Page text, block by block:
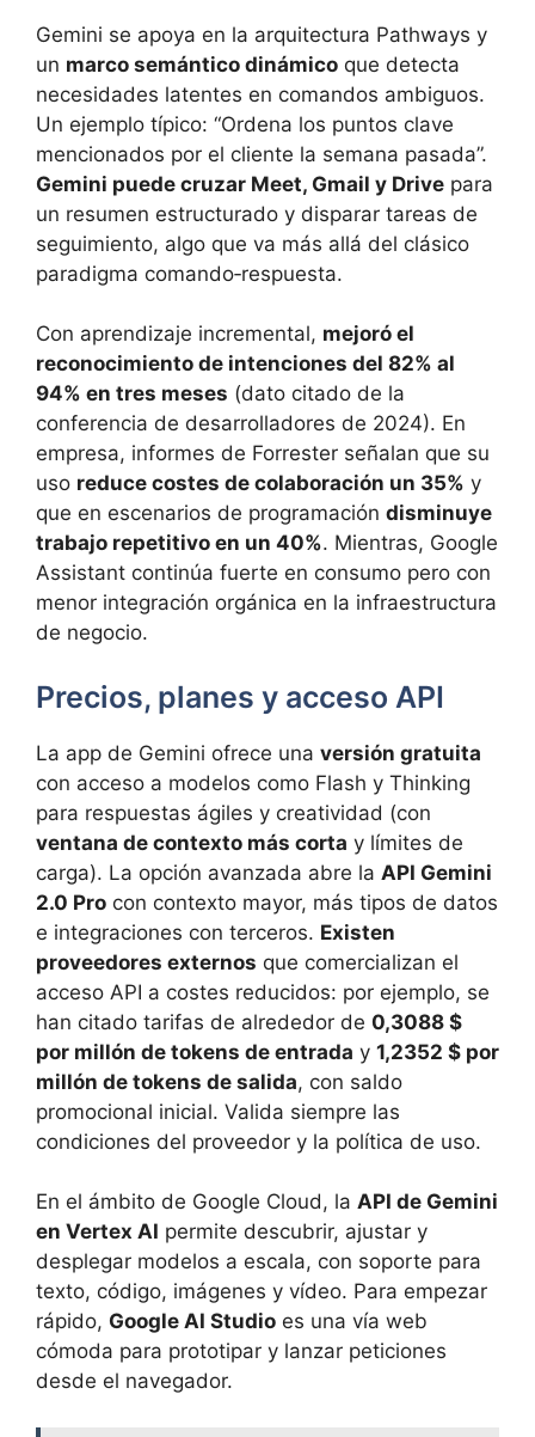
Gemini se apoya en la arquitectura Pathways y
un marco semántico dinámico que detecta
necesidades latentes en comandos ambiguos.
Un ejemplo típico: “Ordena los puntos clave
mencionados por el cliente la semana pasada”.
Gemini puede cruzar Meet, Gmail y Drive para
un resumen estructurado y disparar tareas de
seguimiento, algo que va más allá del clásico
paradigma comando‑respuesta.
Con aprendizaje incremental, mejoró el
reconocimiento de intenciones del 82% al
94% en tres meses (dato citado de la
conferencia de desarrolladores de 2024). En
empresa, informes de Forrester señalan que su
uso reduce costes de colaboración un 35% y
que en escenarios de programación disminuye
trabajo repetitivo en un 40%. Mientras, Google
Assistant continúa fuerte en consumo pero con
menor integración orgánica en la infraestructura
de negocio.
Precios, planes y acceso API
La app de Gemini ofrece una versión gratuita
con acceso a modelos como Flash y Thinking
para respuestas ágiles y creatividad (con
ventana de contexto más corta y límites de
carga). La opción avanzada abre la API Gemini
2.0 Pro con contexto mayor, más tipos de datos
e integraciones con terceros. Existen
proveedores externos que comercializan el
acceso API a costes reducidos: por ejemplo, se
han citado tarifas de alrededor de 0,3088 $
por millón de tokens de entrada y 1,2352 $ por
millón de tokens de salida, con saldo
promocional inicial. Valida siempre las
condiciones del proveedor y la política de uso.
En el ámbito de Google Cloud, la API de Gemini
en Vertex AI permite descubrir, ajustar y
desplegar modelos a escala, con soporte para
texto, código, imágenes y vídeo. Para empezar
rápido, Google AI Studio es una vía web
cómoda para prototipar y lanzar peticiones
desde el navegador.